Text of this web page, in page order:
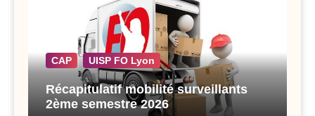
CAP UISP FO Lyon
Récapitulatif mobilité surveillants
2ème semestre 2026